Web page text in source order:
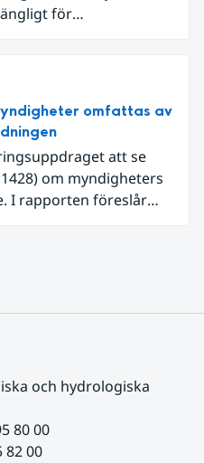
för
omfattas av
att se
om myndigheters
I rapporten föreslår
och hydrologiska
80 00
82 00